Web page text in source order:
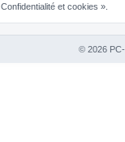
et cookies ».
© 2026